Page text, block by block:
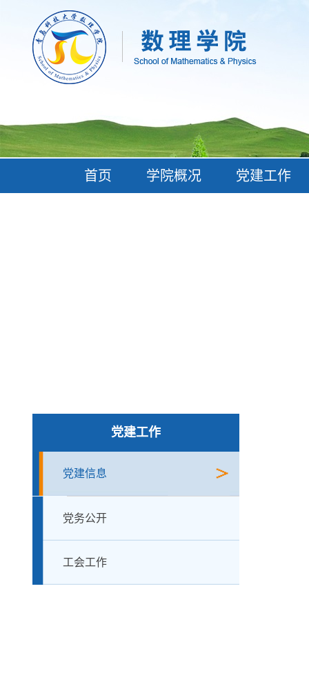
首页 学院概况 党建工作
党建工作
党建信息
党务公开
工会工作